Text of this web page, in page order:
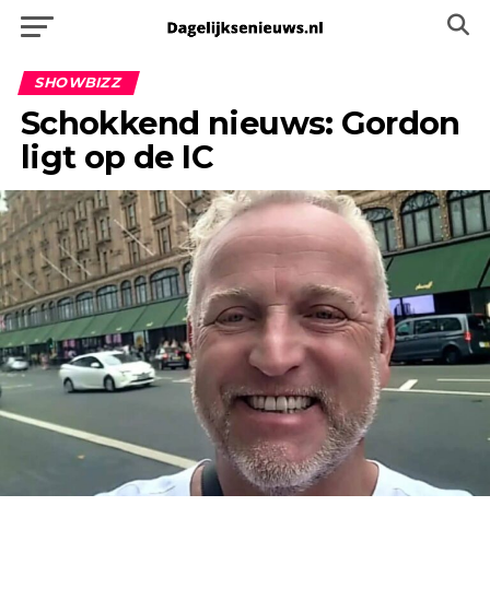
SHOWBIZZ
Schokkend nieuws: Gordon
ligt op de IC